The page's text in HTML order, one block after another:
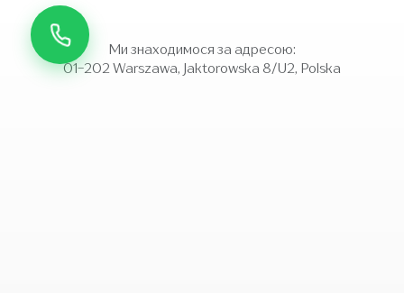
Ми знаходимося за адресою:
01-202 Warszawa, Jaktorowska 8/U2, Polska